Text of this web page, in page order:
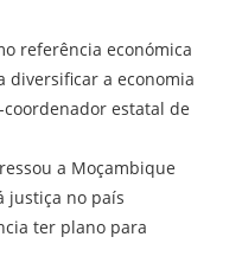
referência económica
diversificar a economia
coordenador estatal de
a Moçambique
justiça no país
ter plano para